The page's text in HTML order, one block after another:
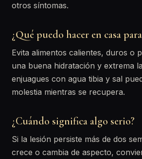
otros síntomas.
¿Qué puedo hacer en casa
Evita alimentos calientes, duros o
una buena hidratación y extrema
enjuagues con agua tibia y sal
molestia mientras se recupera.
¿Cuándo significa algo serio?
Si la lesión persiste más de dos
crece o cambia de aspecto,